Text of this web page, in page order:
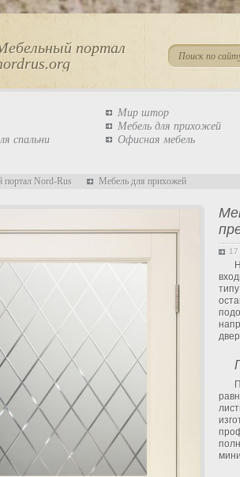
портал
спальни
Мир штор
Мебель для прихожей
Офисная мебель
Nord-Rus Мебель для прихожей
17